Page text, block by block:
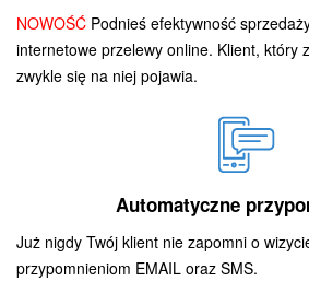
NOWOŚĆ Podnieś efektywność
internetowe przelewy online. Klient, który
zwykle się na niej pojawia.
Automatyczne
Już nigdy Twój klient nie zapomni o
przypomnieniom EMAIL oraz SMS.